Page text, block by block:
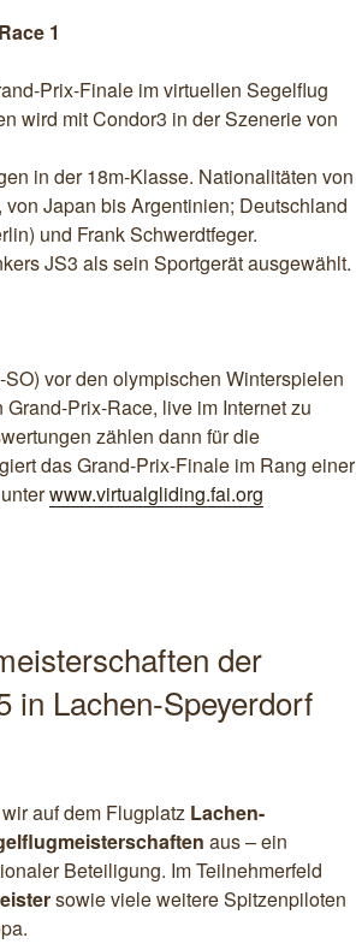
1
Prix-Finale im virtuellen Segelflug
wird mit Condor3 in der Szenerie von
in der 18m-Klasse. Nationalitäten von
Japan bis Argentinien; Deutschland
und Frank Schwerdtfeger.
JS3 als sein Sportgerät ausgewählt.
vor den olympischen Winterspielen
Prix-Race, live im Internet zu
zählen dann für die
das Grand-Prix-Finale im Rang einer
www.virtualgliding.fai.org
der
in Lachen-Speyerdorf
auf dem Flugplatz Lachen-
aus – ein
Beteiligung. Im Teilnehmerfeld
sowie viele weitere Spitzenpiloten